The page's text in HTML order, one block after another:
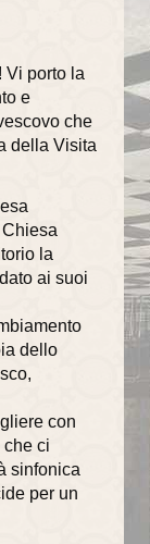
Vi porto la
e
che
della Visita
la
ai suoi
dello
con
ci
sinfonica
per un